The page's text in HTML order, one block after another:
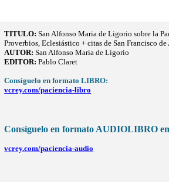
TITULO: San Alfonso Maria de Ligorio sobre la
Proverbios, Eclesiástico + citas de San Francisco de
AUTOR: San Alfonso Maria de Ligorio
EDITOR: Pablo Claret
Consíguelo en formato LIBRO:
vcrey.com/paciencia-libro
Consíguelo en formato AUDIOLIBRO
vcrey.com/paciencia-audio